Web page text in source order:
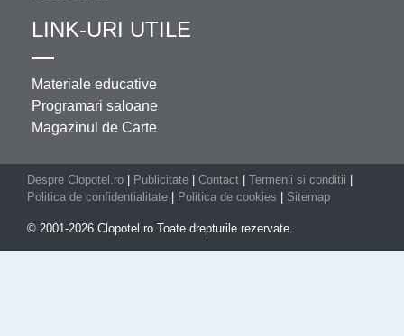
LINK-URI UTILE
Materiale educative
Programari saloane
Magazinul de Carte
Despre Clopotel.ro Publicitate Contact Termenii si conditii
Politica de confidentialitate
Politica de cookies Sitemap
© 2001-2026 Clopotel.ro Toate drepturile rezervate.